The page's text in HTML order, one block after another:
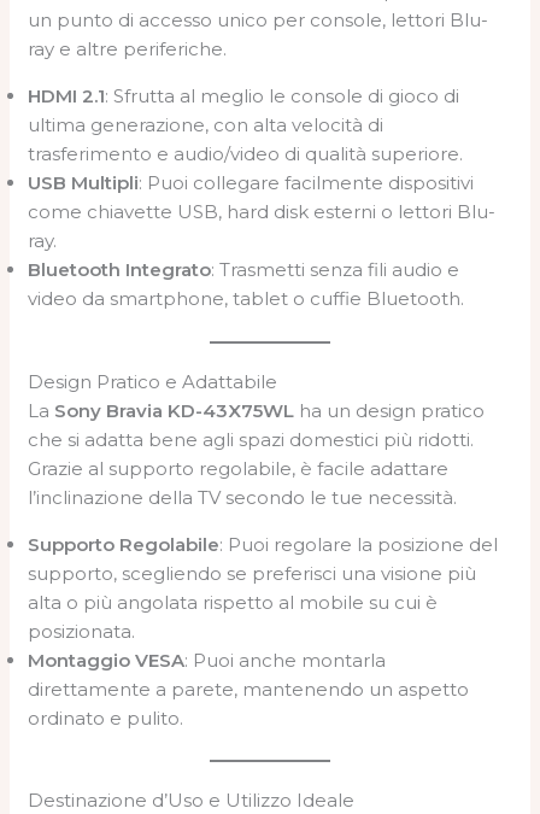
un punto di accesso unico per console, lettori Blu-
ray e altre periferiche.
HDMI 2.1: Sfrutta al meglio le console di gioco di
ultima generazione, con alta velocità di
trasferimento e audio/video di qualità superiore.
USB Multipli: Puoi collegare facilmente dispositivi
come chiavette USB, hard disk esterni o lettori Blu-
ray.
Bluetooth Integrato: Trasmetti senza fili audio e
video da smartphone, tablet o cuffie Bluetooth.
Design Pratico e Adattabile
La Sony Bravia KD-43X75WL ha un design pratico
che si adatta bene agli spazi domestici più ridotti.
Grazie al supporto regolabile, è facile adattare
l’inclinazione della TV secondo le tue necessità.
Supporto Regolabile: Puoi regolare la posizione del
supporto, scegliendo se preferisci una visione più
alta o più angolata rispetto al mobile su cui è
posizionata.
Montaggio VESA: Puoi anche montarla
direttamente a parete, mantenendo un aspetto
ordinato e pulito.
Destinazione d’Uso e Utilizzo Ideale